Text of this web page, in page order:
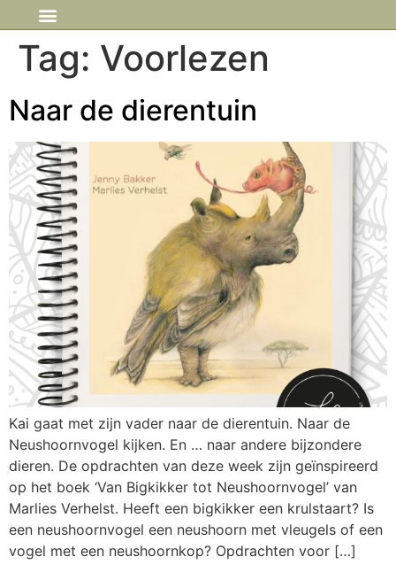
Tag: Voorlezen
Naar de dierentuin
Kai gaat met zijn vader naar de dierentuin. Naar de
Neushoornvogel kijken. En … naar andere bijzondere
dieren. De opdrachten van deze week zijn geïnspireerd
op het boek ‘Van Bigkikker tot Neushoornvogel’ van
Marlies Verhelst. Heeft een bigkikker een krulstaart? Is
een neushoornvogel een neushoorn met vleugels of een
vogel met een neushoornkop? Opdrachten voor […]